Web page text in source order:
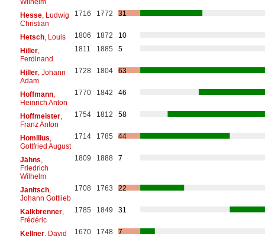
Hesse, Ludwig
Christian
1716 1772 31
Hetsch, Louis 1806 1872
10
Hiller,
Ferdinand
1811 1885 5
Hiller, Johann
Adam
1728 1804 63
Hoffmann,
Heinrich Anton
1770 1842 46
Hoffmeister,
Franz Anton
1754 1812 58
Homilius
Gottfried August
1714 1785 44
Jähns
Friedrich
Wilhelm
1809 1888 7
Janitsch,
Johann Gottlieb
1708 1763 22
Kalkbrenner,
Frédéric
1785 1849 31
Kellner, David 1670 1748
7